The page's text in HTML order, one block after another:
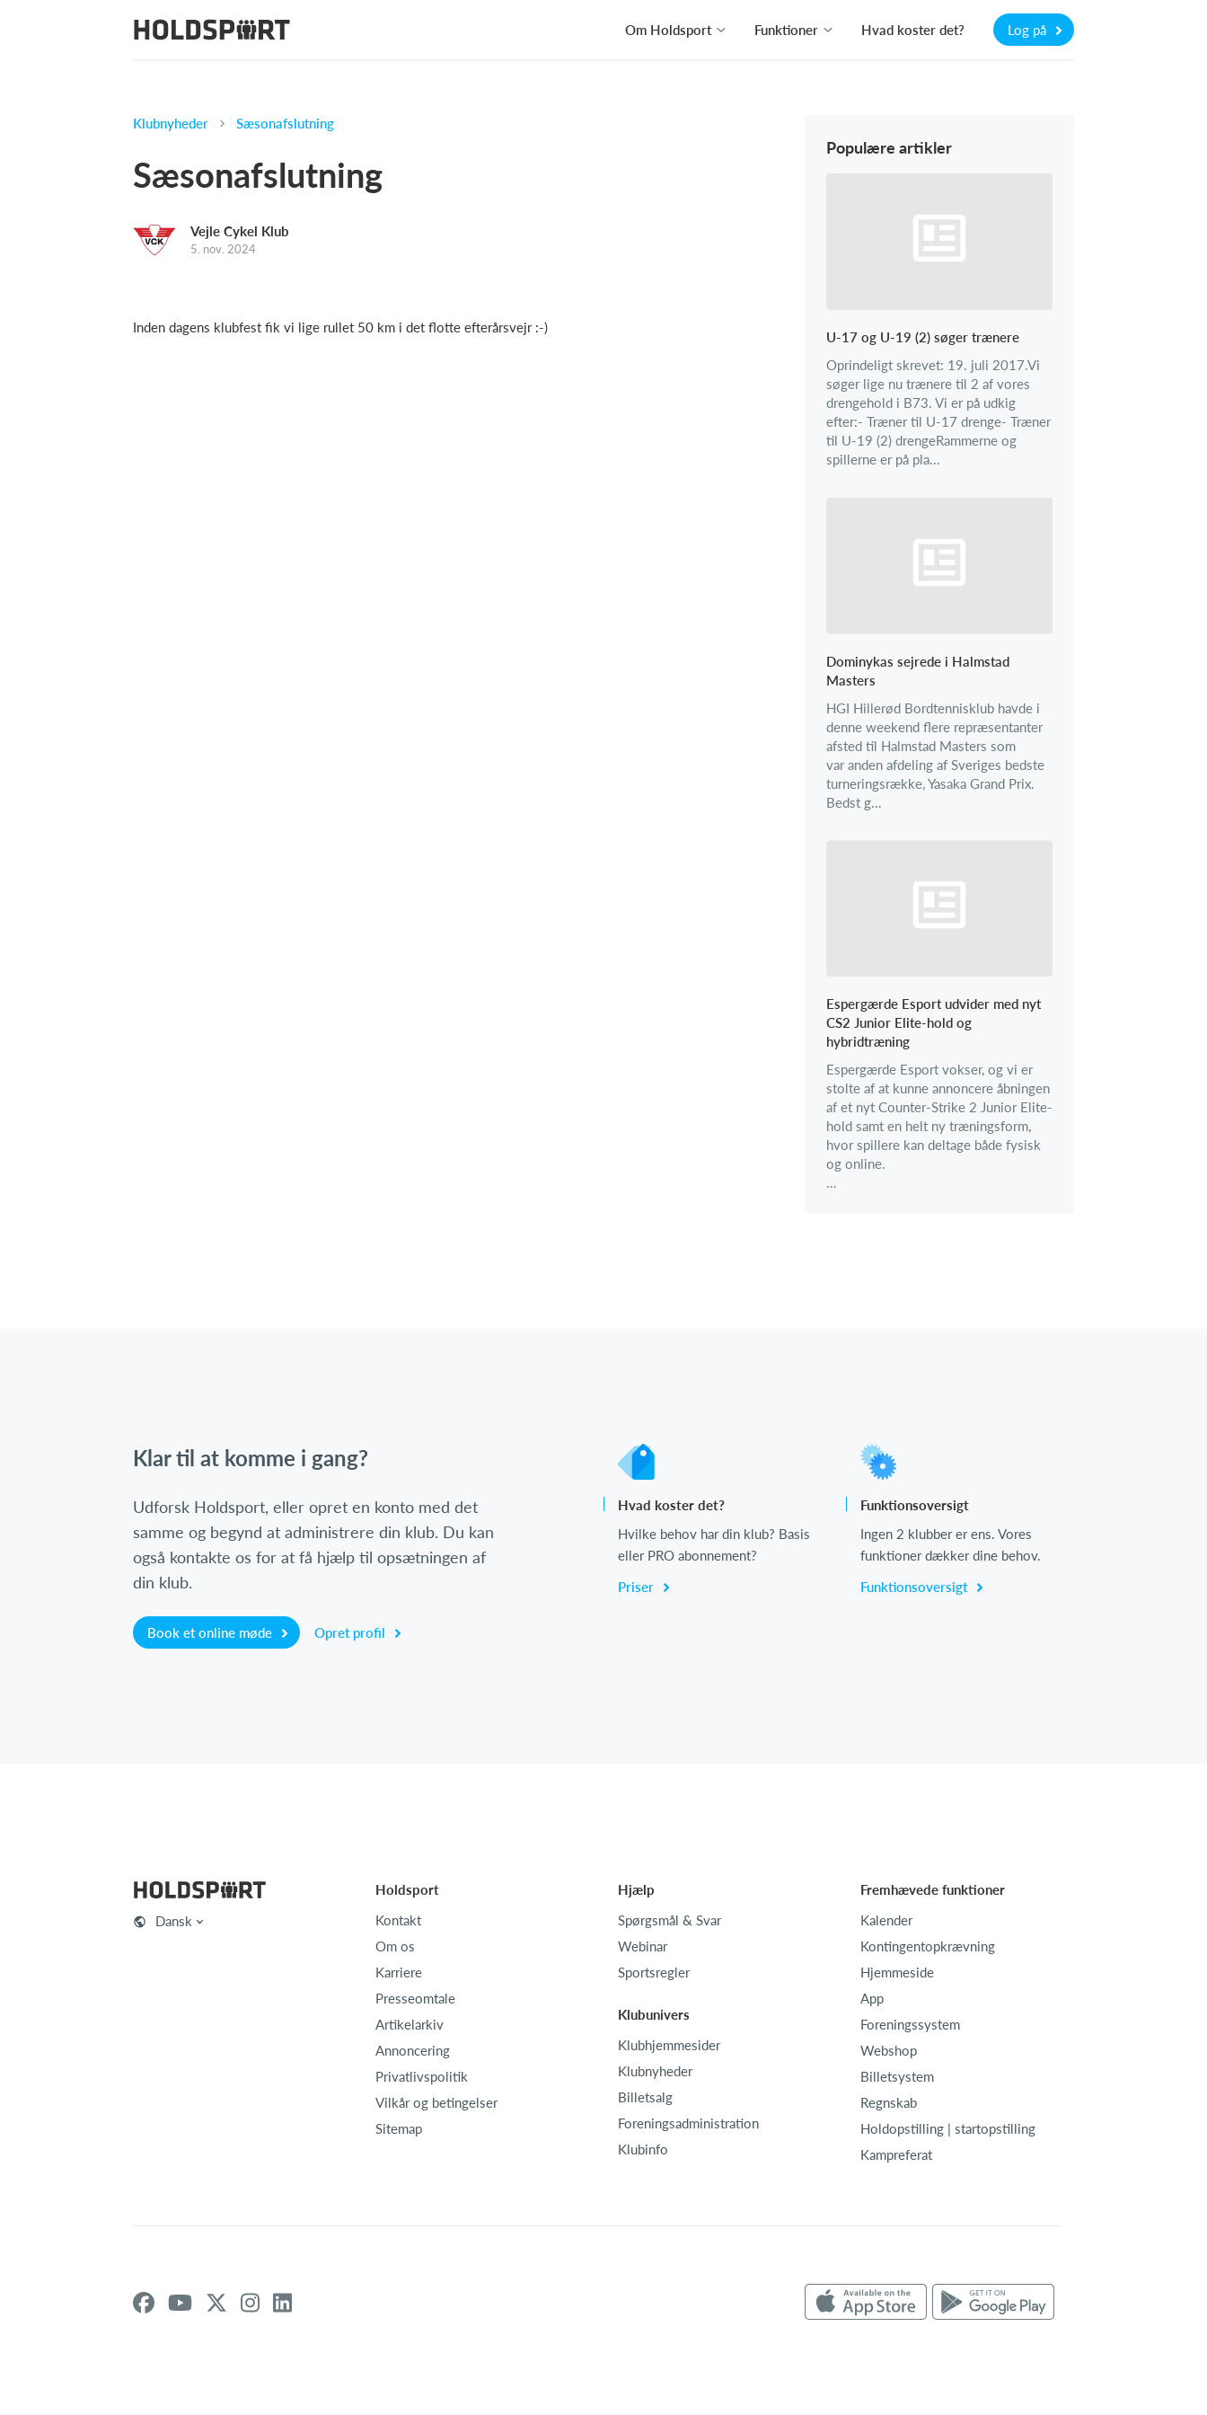
Om Holdsport Funktioner Hvad koster det? Log på
Klubnyheder Sæsonafslutning
Sæsonafslutning
Vejle Cykel Klub
5. nov. 2024
Inden dagens klubfest fik vi lige rullet 50 km i det flotte efterårsvejr :-)
Populære artikler
U-17 og U-19 (2) søger trænere
Oprindeligt skrevet: 19. juli 2017.Vi
søger lige nu trænere til 2 af vores
drengehold i B73. Vi er på udkig
efter:- Træner til U-17 drenge- Træner
til U-19 (2) drengeRammerne og
spillerne er på pla...
Dominykas sejrede i Halmstad
Masters
HGI Hillerød Bordtennisklub havde i
denne weekend flere repræsentanter
afsted til Halmstad Masters som
var anden afdeling af Sveriges bedste
turneringsrække, Yasaka Grand Prix.
Bedst g...
Espergærde Esport udvider med nyt
CS2 Junior Elite-hold og
hybridtræning
Espergærde Esport vokser, og vi er
stolte af at kunne annoncere åbningen
af et nyt Counter-Strike 2 Junior Elite-
hold samt en helt ny træningsform,
hvor spillere kan deltage både fysisk
og online.
...
Klar til at komme i gang?
Udforsk Holdsport, eller opret en konto med det
samme og begynd at administrere din klub. Du kan
også kontakte os for at få hjælp til opsætningen af
din klub.
Book et online møde Opret profil
Hvad koster det?
Hvilke behov har din klub? Basis
eller PRO abonnement?
Priser
Funktionsoversigt
Ingen 2 klubber er ens. Vores
funktioner dækker dine behov.
Funktionsoversigt
Dansk
Holdsport
Kontakt
Om os
Karriere
Presseomtale
Artikelarkiv
Annoncering
Privatlivspolitik
Vilkår og betingelser
Sitemap
Hjælp
Spørgsmål & Svar
Webinar
Sportsregler
Klubunivers
Klubhjemmesider
Klubnyheder
Billetsalg
Foreningsadministration
Klubinfo
Fremhævede funktioner
Kalender
Kontingentopkrævning
Hjemmeside
App
Foreningssystem
Webshop
Billetsystem
Regnskab
Holdopstilling | startopstilling
Kampreferat